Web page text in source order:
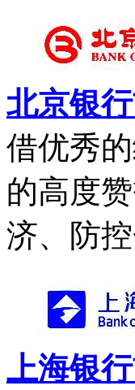
北京银
借优秀
的高度
济、防
上海银